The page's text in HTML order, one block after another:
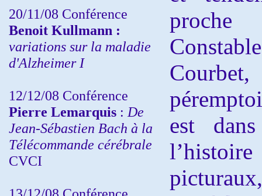
20/11/08 Conférence
Benoit Kullmann :
variations sur la maladie
d'Alzheimer I
12/12/08 Conférence
Pierre Lemarquis : De
Jean-Sébastien Bach à la
Télécommande cérébrale
CVCI
est